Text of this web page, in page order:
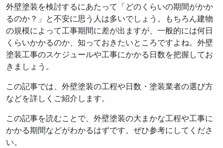
外壁塗装を検討するにあたって「どのくらいの期間がかか
るのか？」と不安に思う人は多いでしょう。もちろん建物
の規模によって工事期間に差が出ますが、一般的には何日
くらいかかるのか、知っておきたいところですよね。外壁
塗装工事のスケジュールや工事にかかる日数を把握してお
きましょう。
この記事では、外壁塗装の工程や日数・塗装業者の選び方
などを詳しくご紹介します。
この記事を読むことで、外壁塗装の大まかな工程や工事に
かかる期間などがわかるはずです。ぜひ参考にしてくださ
い。